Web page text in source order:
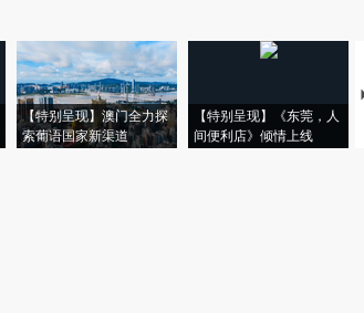
【特别呈现】澳门全力探
索葡语国家新渠道
【特别呈现】《东莞，人
间便利店》倾情上线